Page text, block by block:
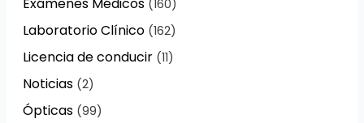
Exámenes Médicos(160)
Laboratorio Clínico(162)
Licencia de conducir(11)
Noticias(2)
Ópticas(99)